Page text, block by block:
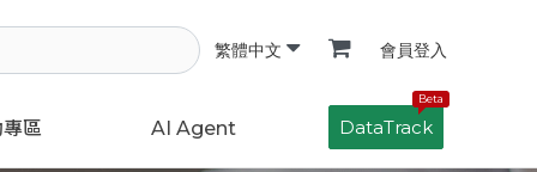
繁體中文 會員登入
區 AI Agent
Beta
DataTrack